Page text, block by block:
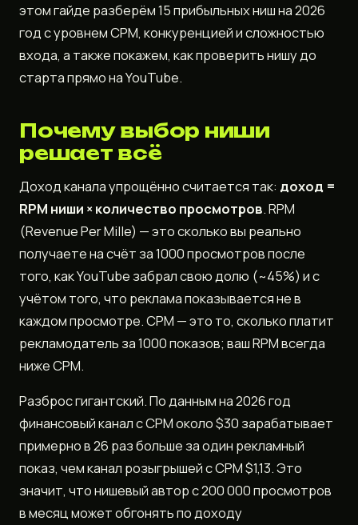
этом гайде разберём 15 прибыльных ниш на 2026
год с уровнем CPM, конкуренцией и сложностью
входа, а также покажем, как проверить нишу до
старта прямо на YouTube.
Почему выбор ниши
решает всё
Доход канала упрощённо считается так: доход =
RPM ниши × количество просмотров. RPM
(Revenue Per Mille) — это сколько вы реально
получаете на счёт за 1000 просмотров после
того, как YouTube забрал свою долю (~45%) и с
учётом того, что реклама показывается не в
каждом просмотре. CPM — это то, сколько платит
рекламодатель за 1000 показов; ваш RPM всегда
ниже CPM.
Разброс гигантский. По данным на 2026 год
финансовый канал с CPM около $30 зарабатывает
примерно в 26 раз больше за один рекламный
показ, чем канал розыгрышей с CPM $1,13. Это
значит, что нишевый автор с 200 000 просмотров
в месяц может обгонять по доходу